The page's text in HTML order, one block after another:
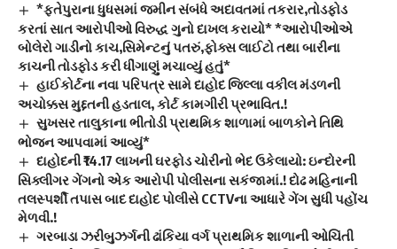
*ફતેપુરાના ધુધસમાં જમીન સંબંધે અદાવતમાં તકરાર,તોડફોડ
કરતાં સાત આરોપીઓ વિરુદ્ધ ગુનો દાખલ કરાયો* *આરોપીઓએ
બોલેરો ગાડીનો કાચ,સિમેન્ટનું પતરું,ફોક્સ લાઈટો તથા બારીના
કાચની તોડફોડ કરી ધીંગાણું મચાવ્યું હતું*
હાઈકોર્ટના નવા પરિપત્ર સામે દાહોદ જિલ્લા વકીલ મંડળની
અચોક્કસ મુદ્દતની હડતાલ, કોર્ટ કામગીરી પ્રભાવિત.!
સુખસર તાલુકાના ભીતોડી પ્રાથમિક શાળામાં બાળકોને તિથિ
ભોજન આપવામાં આવ્યું*
દાહોદની ₹14.17 લાખની ઘરફોડ ચોરીનો ભેદ ઉકેલાયો: ઇન્દોરની
સિક્લીગર ગેંગનો એક આરોપી પોલીસના સકંજામાં.! દોઢ મહિનાની
તલસ્પર્શી તપાસ બાદ દાહોદ પોલીસે CCTVના આધારે ગેંગ સુધી પહોંચ
મેળવી.!
ગરબાડા ઝરીબુઝર્ગની ઢાંકિયા વર્ગ પ્રાથમિક શાળાની ઓચિંતી